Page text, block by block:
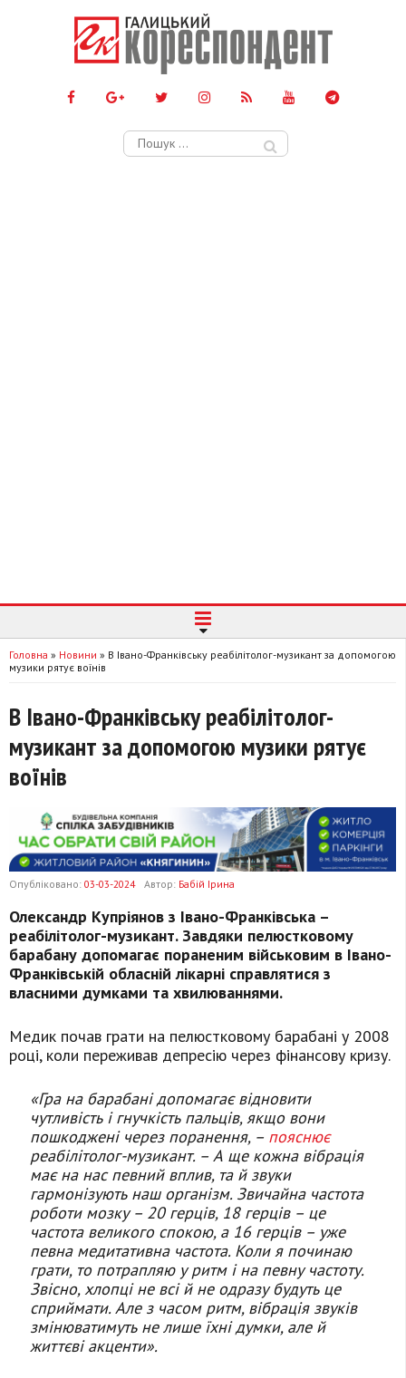
Пошук:
Головна » Новини » В Івано-Франківську реабілітолог-музикант за допомогою
музики рятує воїнів
В Івано-Франківську реабілітолог-
музикант за допомогою музики рятує
воїнів
Опубліковано: 03-03-2024 Автор: Бабій Ірина
Олександр Купріянов з Івано-Франківська –
реабілітолог-музикант. Завдяки пелюстковому
барабану допомагає пораненим військовим в Івано-
Франківській обласній лікарні справлятися з
власними думками та хвилюваннями.
Медик почав грати на пелюстковому барабані у 2008
році, коли переживав депресію через фінансову кризу.
«Гра на барабані допомагає відновити
чутливість і гнучкість пальців, якщо вони
пошкоджені через поранення, – пояснює
реабілітолог-музикант. – А ще кожна вібрація
має на нас певний вплив, та й звуки
гармонізують наш організм. Звичайна частота
роботи мозку – 20 герців, 18 герців – це
частота великого спокою, а 16 герців – уже
певна медитативна частота. Коли я починаю
грати, то потрапляю у ритм і на певну частоту.
Звісно, хлопці не всі й не одразу будуть це
сприймати. Але з часом ритм, вібрація звуків
змінюватимуть не лише їхні думки, але й
життєві акценти».